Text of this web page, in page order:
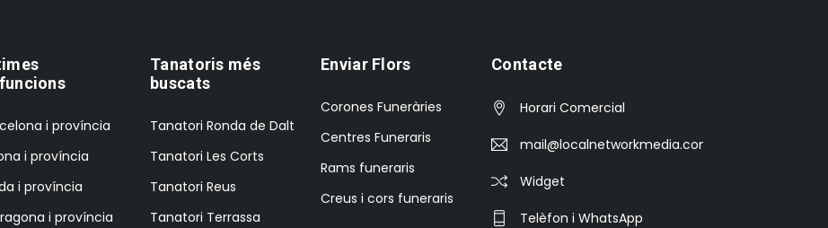
i província
i província
i província
i província
Tanatoris més
buscats
Tanatori Ronda de Dalt
Tanatori Les Corts
Tanatori Reus
Tanatori Terrassa
Enviar Flors
Corones Funeràries
Centres Funeraris
Rams funeraris
Creus i cors funeraris
Contacte
Horari Comercial
mail@localnetworkmedia.com
Widget
Telèfon i WhatsApp